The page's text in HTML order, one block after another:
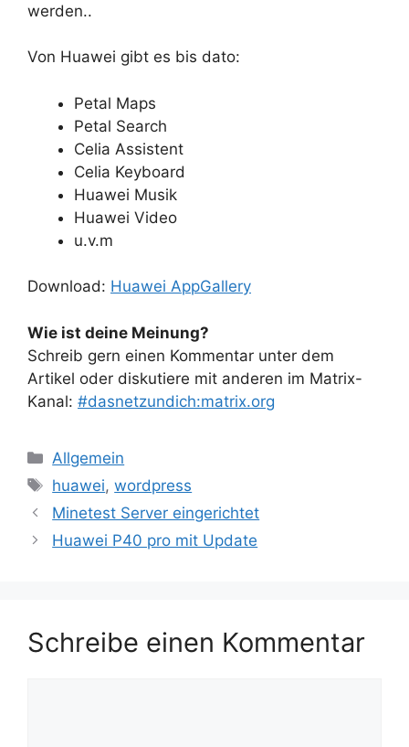
werden..
Von Huawei gibt es bis dato:
Petal Maps
Petal Search
Celia Assistent
Celia Keyboard
Huawei Musik
Huawei Video
u.v.m
Download: Huawei AppGallery
Wie ist deine Meinung?
Schreib gern einen Kommentar unter dem
Artikel oder diskutiere mit anderen im Matrix-
Kanal: #dasnetzundich:matrix.org
Kategorien
Allgemein
Schlagwörter
huawei,wordpress
Minetest Server eingerichtet
Huawei P40 pro mit Update
Schreibe einen Kommentar